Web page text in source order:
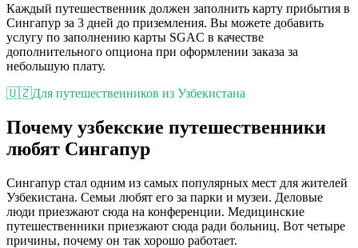
Каждый путешественник должен заполнить карту прибытия в
Сингапур за 3 дней до приземления. Вы можете добавить
услугу по заполнению карты SGAC в качестве
дополнительного опциона при оформлении заказа за
небольшую плату.
🇺🇿Для путешественников из Узбекистана
Почему узбекские путешественники
любят Сингапур
Сингапур стал одним из самых популярных мест для жителей
Узбекистана. Семьи любят его за парки и музеи. Деловые
люди приезжают сюда на конференции. Медицинские
путешественники приезжают сюда ради больниц. Вот четыре
причины, почему он так хорошо работает.